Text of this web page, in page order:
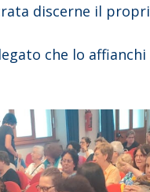
discerne il
che lo